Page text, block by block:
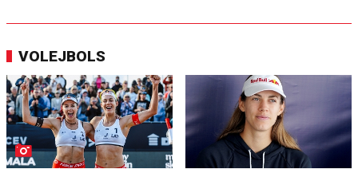
VOLEJBOLS